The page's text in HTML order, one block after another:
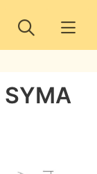
SYMA